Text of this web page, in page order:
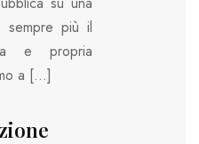
sempre più il
e propria
a […]